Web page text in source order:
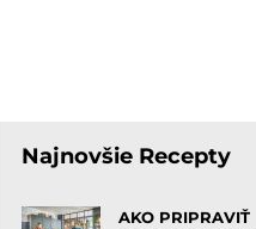
Najnovšie Recepty
AKO PRIPRAVIŤ